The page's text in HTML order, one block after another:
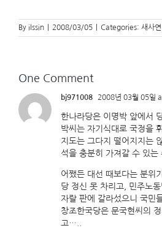
By ilssin 2008/03/05 Categories: 새사
One Comment
bj971008 2008년 03월 05일
한나라당은 이명박 앞에서
박씨는 자기식대로 국정을
지도는 그다지 떨어지지는
석을 충분히 가져갈 수 있는
어쨌든 대선 때보다는 분위
당 정신 못 차리고, 민주노
자랄 판에 갈라섰으니 국민
창조한국당은 문국현씨의
고…..